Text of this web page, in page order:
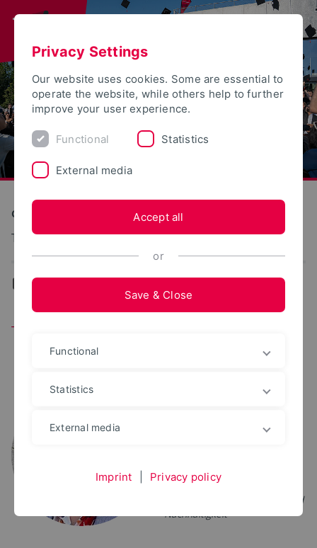
Construction and Environment
Technik des Garten- und Landschaftsbaus
Team
Office: 4.300a
Vizepräsidentin für Bildung und
Nachhaltigkeit
Privacy Settings
Our website uses cookies. Some are essential to
operate the website, while others help to further
improve your user experience.
Functional Statistics
External media
Accept all
or
Save & Close
Functional
Statistics
External media
Imprint Privacy policy